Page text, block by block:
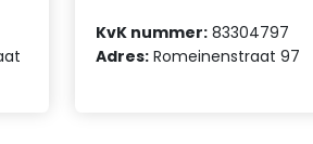
KvK nummer: 83304797
Adres: Romeinenstraat 97